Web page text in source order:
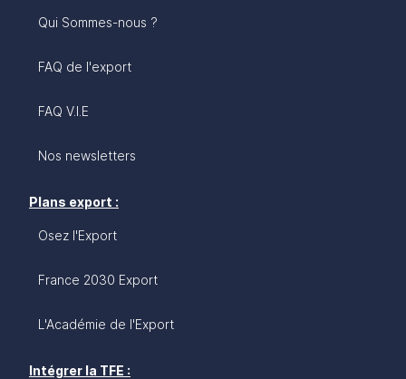
Qui Sommes-nous ?
FAQ de l'export
FAQ V.I.E
Nos newsletters
Plans export :
Osez l'Export
France 2030 Export
L'Académie de l'Export
Intégrer la TFE :